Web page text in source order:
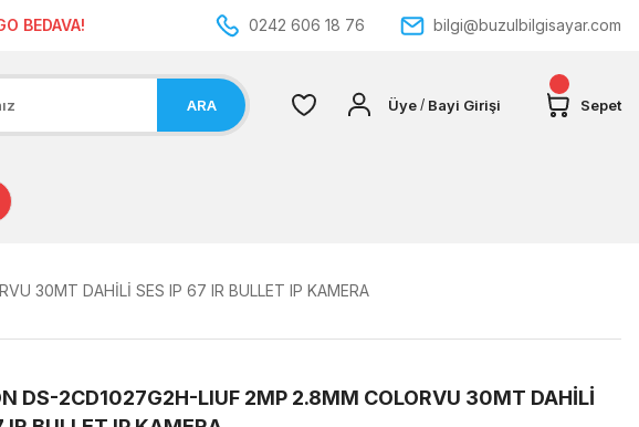
BEDAVA! 0242 606 18 76 bilgi@buzulbilgisayar.com
ARA Üye / Bayi Girişi Sepet
30MT DAHİLİ SES IP 67 IR BULLET IP KAMERA
DS-2CD1027G2H-LIUF 2MP 2.8MM COLORVU 30MT DAHİLİ